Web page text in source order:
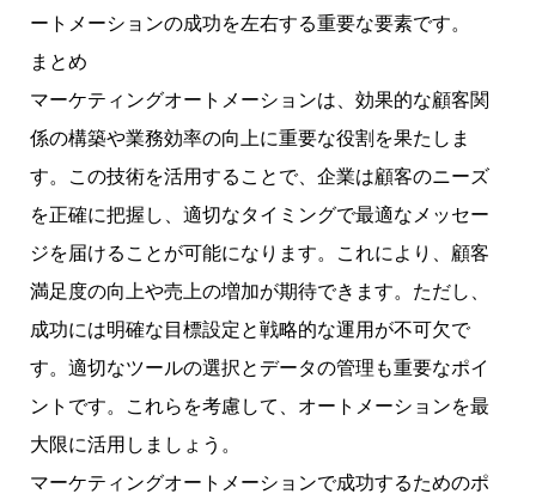
ートメーションの成功を左右する重要な要素です。
まとめ
マーケティングオートメーションは、効果的な顧客関
係の構築や業務効率の向上に重要な役割を果たしま
す。この技術を活用することで、企業は顧客のニーズ
を正確に把握し、適切なタイミングで最適なメッセー
ジを届けることが可能になります。これにより、顧客
満足度の向上や売上の増加が期待できます。ただし、
成功には明確な目標設定と戦略的な運用が不可欠で
す。適切なツールの選択とデータの管理も重要なポイ
ントです。これらを考慮して、オートメーションを最
大限に活用しましょう。
マーケティングオートメーションで成功するためのポ